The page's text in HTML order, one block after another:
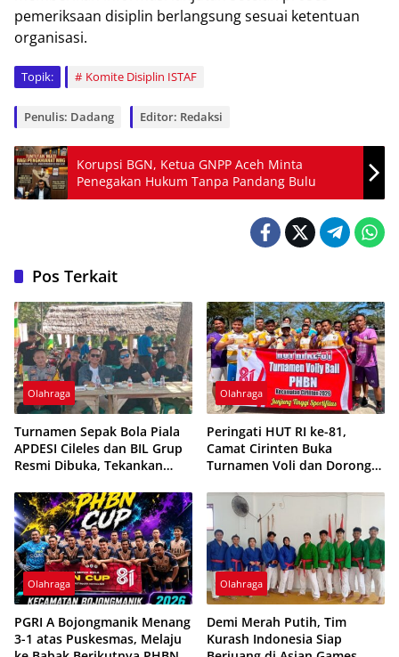
pemeriksaan disiplin berlangsung sesuai ketentuan
organisasi.
Topik: Komite Disiplin ISTAF
Penulis: Dadang Editor: Redaksi
Korupsi BGN, Ketua GNPP Aceh Minta
Penegakan Hukum Tanpa Pandang Bulu
Pos Terkait
Olahraga
Turnamen Sepak Bola Piala
APDESI Cileles dan BIL Grup
Resmi Dibuka, Tekankan
Olahraga
Peringati HUT RI ke-81,
Camat Cirinten Buka
Turnamen Voli dan Dorong
Olahraga
PGRI A Bojongmanik Menang
3-1 atas Puskesmas, Melaju
Olahraga
Demi Merah Putih, Tim
Kurash Indonesia Siap